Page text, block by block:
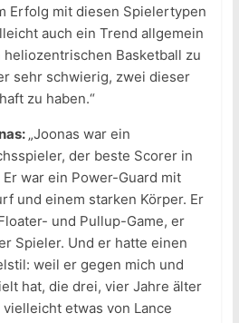
Erfolg mit diesen Spielertypen
auch ein Trend allgemein
heliozentrischen Basketball zu
sehr schwierig, zwei dieser
zu haben.“
„Joonas war ein
der beste Scorer in
war ein Power-Guard mit
und einem starken Körper. Er
und Pullup-Game, er
Spieler. Und er hatte einen
weil er gegen mich und
hat, die drei, vier Jahre älter
etwas von Lance